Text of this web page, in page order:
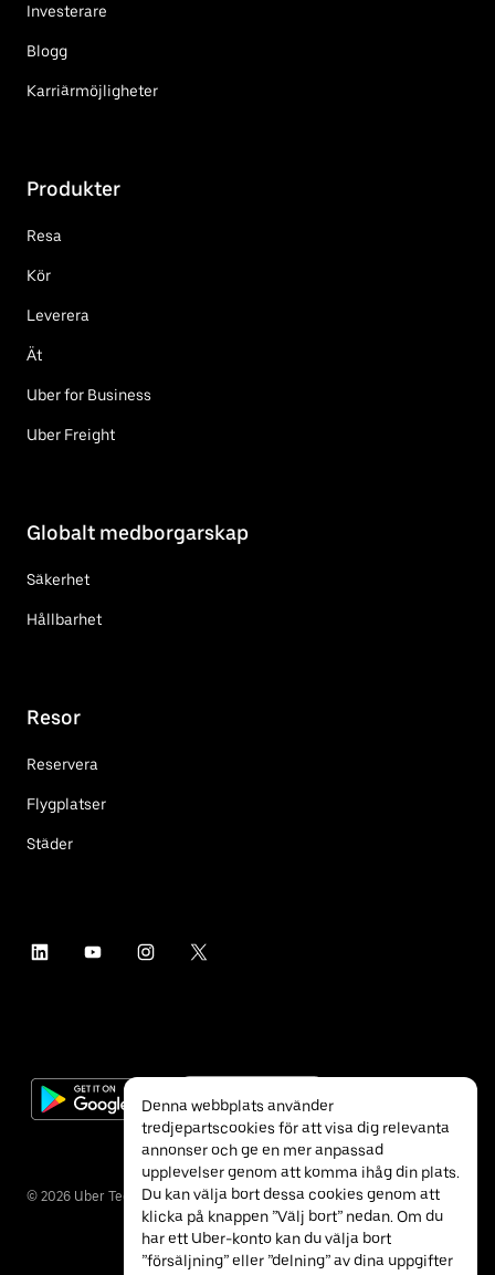
Investerare
Blogg
Karriärmöjligheter
Produkter
Resa
Kör
Leverera
Ät
Uber for Business
Uber Freight
Globalt medborgarskap
Säkerhet
Hållbarhet
Resor
Reservera
Flygplatser
Städer
© 2026 Uber Technologies Inc.
Denna webbplats använder
tredjepartscookies för att visa dig relevanta
annonser och ge en mer anpassad
upplevelser genom att komma ihåg din plats.
Du kan välja bort dessa cookies genom att
klicka på knappen ”Välj bort” nedan. Om du
har ett Uber-konto kan du välja bort
”försäljning” eller ”delning” av dina uppgifter